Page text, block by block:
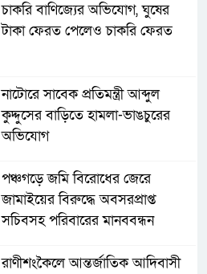
চাকরি বাণিজ্যের অভিযোগ, ঘুষের
টাকা ফেরত পেলেও চাকরি ফেরত
নাটোরে সাবেক প্রতিমন্ত্রী আব্দুল
কুদ্দুসের বাড়িতে হামলা-ভাঙচুরের
অভিযোগ
পঞ্চগড়ে জমি বিরোধের জেরে
জামাইয়ের বিরুদ্ধে অবসরপ্রাপ্ত
সচিবসহ পরিবারের মানববন্ধন
রাণীশংকৈলে আন্তর্জাতিক আদিবাসী